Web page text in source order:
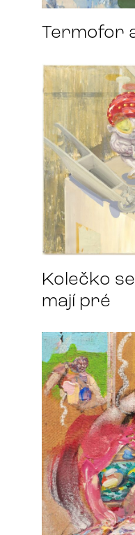
Termofor
Kolečko
mají pré